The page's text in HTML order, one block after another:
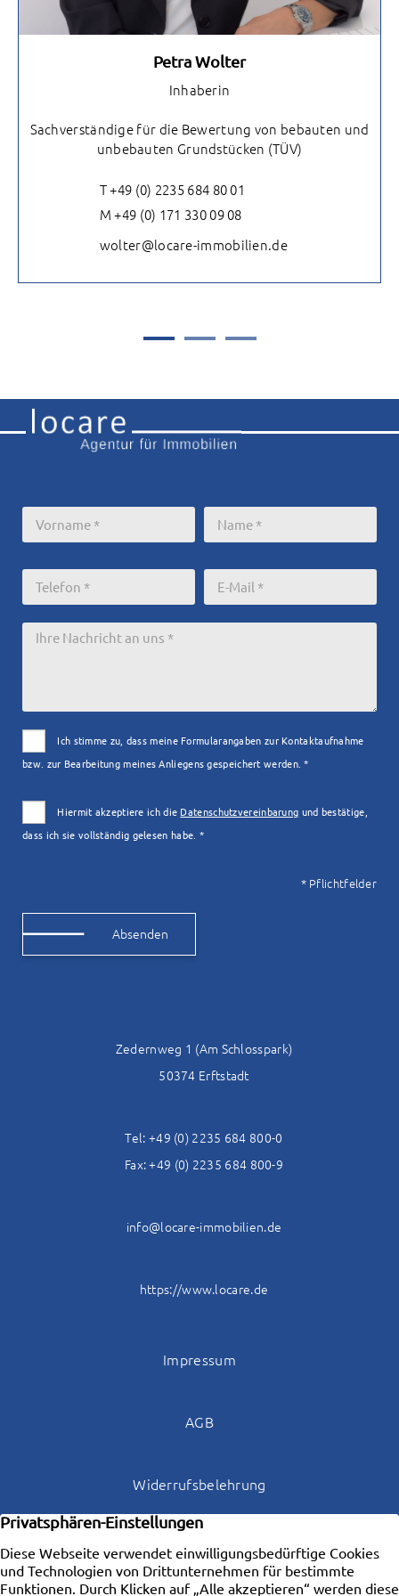
Petra Wolter
Inhaberin
Sachverständige für die Bewertung von bebauten und
unbebauten Grundstücken (TÜV)
T +49 (0) 2235 684 80 01
M +49 (0) 171 330 09 08
wolter@locare-immobilien.de
Ich stimme zu, dass meine Formularangaben zur Kontaktaufnahme
bzw. zur Bearbeitung meines Anliegens gespeichert werden. *
Hiermit akzeptiere ich die Datenschutzvereinbarung und bestätige,
dass ich sie vollständig gelesen habe. *
* Pflichtfelder
Zedernweg 1 (Am Schlosspark)
50374 Erftstadt
Tel: +49 (0) 2235 684 800-0
Fax: +49 (0) 2235 684 800-9
info@locare-immobilien.de
https://www.locare.de
Impressum
AGB
Widerrufsbelehrung
Datenschutz